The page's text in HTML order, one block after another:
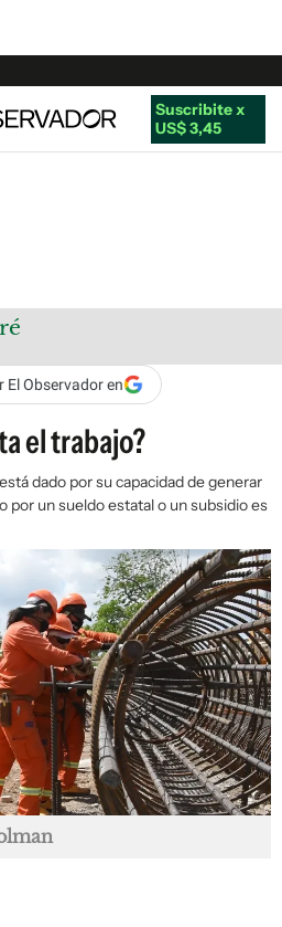
Suscribite x
US$ 3,45
El Observador en
el trabajo?
dado por su capacidad de generar
por un sueldo estatal o un subsidio es